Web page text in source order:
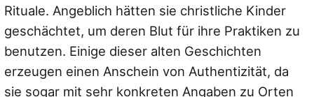
Rituale. Angeblich hätten sie christliche Kinder
geschächtet, um deren Blut für ihre Praktiken zu
benutzen. Einige dieser alten Geschichten
erzeugen einen Anschein von Authentizität, da
sie sogar mit sehr konkreten Angaben zu Orten